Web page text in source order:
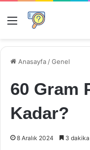
Menü
Anasayfa /Genel
60 Gram
Kadar?
8 Aralık 2024 3